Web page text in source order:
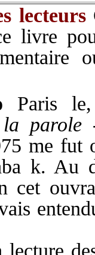
lecteurs
livre
Paris
parole
me fut
k. Au
cet
lecture